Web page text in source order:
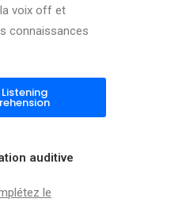
voix off et
connaissances
Listening
auditive
le